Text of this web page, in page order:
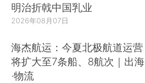
明治折戟中国乳业
2026年08月07日
海杰航运：今夏北极航道运营
将扩大至7条船、8航次｜出海
·物流